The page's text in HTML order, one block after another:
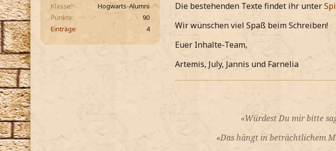
Klasse
Hogwarts-Alumni
Punkte
90
Einträge
4
Die bestehenden Texte findet ihr unter
Wir wünschen viel Spaß beim Schreiben!
Euer Inhalte-Team,
Artemis, July, Jannis und Farnelia
«Würdest Du mir bitte
«Das hängt in beträchtlichem